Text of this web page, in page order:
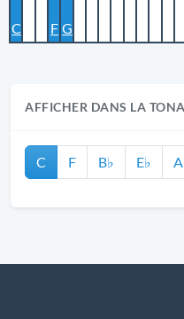
C F G
AFFICHER DANS LA
C F B♭ E♭